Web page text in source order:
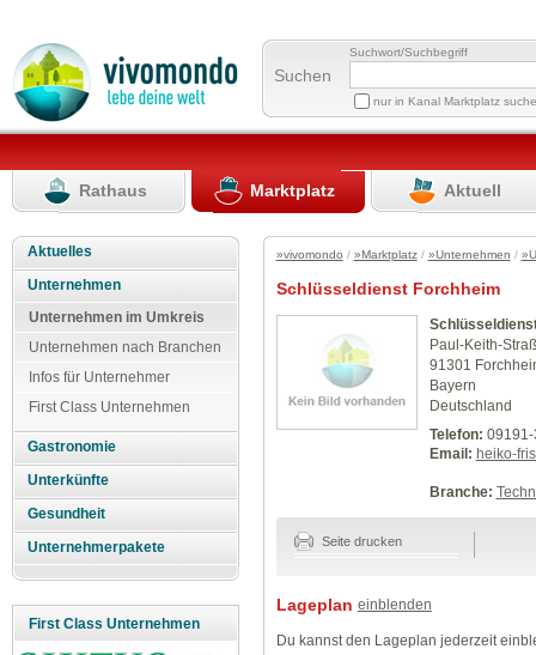
Suchen
Suchwort/Suchbegriff
nur in Kanal Marktplatz
Rathaus Marktplatz Aktuell
Aktuelles
Unternehmen
Unternehmen im Umkreis
Unternehmen nach Branchen
Infos für Unternehmer
First Class Unternehmen
Gastronomie
Unterkünfte
Gesundheit
Unternehmerpakete
First Class Unternehmen
»vivomondo / »Marktplatz/ »Unternehmen /
Schlüsseldienst Forchheim
Paul-Keith-
91301
Bayern
Deutschland
Telefon:
Email: heiko-
Branche:
Seite drucken
Lageplan einblenden
Du kannst den Lageplan jederzeit